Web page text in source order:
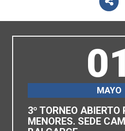
01
MAYO
3º TORNEO ABIERTO
MENORES. SEDE